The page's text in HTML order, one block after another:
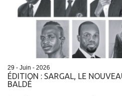
29 - Juin - 2026
ÉDITION : SARGAL, LE
BALDÉ